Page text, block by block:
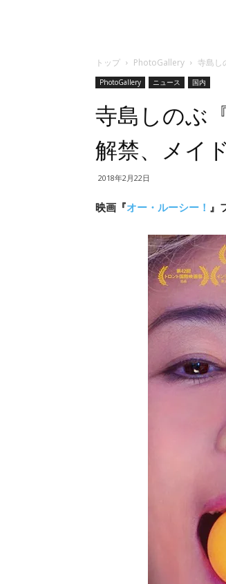
トップ PhotoGallery 寺島し
PhotoGallery ニュース 国内
寺島しのぶ
解禁、メイ
2018年2月22日
映画『オー・ルーシー！ 』